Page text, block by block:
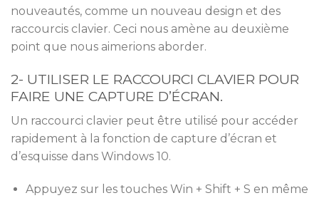
nouveautés, comme un nouveau design et des
raccourcis clavier. Ceci nous amène au deuxième
point que nous aimerions aborder.
2- UTILISER LE RACCOURCI CLAVIER POUR
FAIRE UNE CAPTURE D’ÉCRAN.
Un raccourci clavier peut être utilisé pour accéder
rapidement à la fonction de capture d’écran et
d’esquisse dans Windows 10.
Appuyez sur les touches Win + Shift + S en même